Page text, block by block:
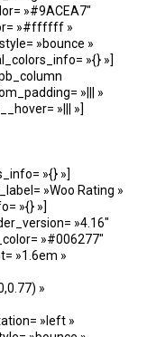
»#9ACEA7″
»#ffffff »
»bounce »
»{} »]
»||| »
»||| »]
»{} »]
»Woo Rating »
»{} »]
»4.16″
»#006277″
»1.6em »
»
»left »